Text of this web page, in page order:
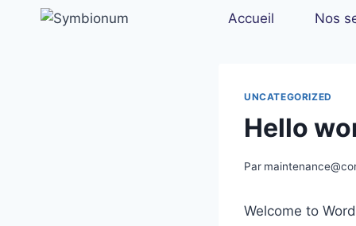
Accueil Nos
UNCATEGORIZED
Hello
Par
Welcome to